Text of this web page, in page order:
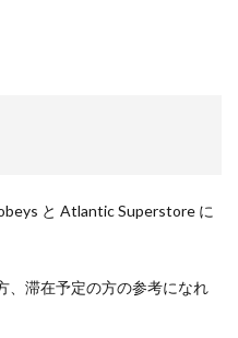
と Atlantic Superstore に
、滞在予定の方の参考になれ